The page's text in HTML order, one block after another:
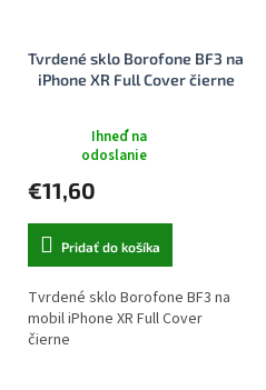
Tvrdené sklo Borofone BF3 na
iPhone XR Full Cover čierne
Ihneď na
odoslanie
€11,60
Pridať do košíka
Tvrdené sklo Borofone BF3 na
mobil iPhone XR Full Cover
čierne